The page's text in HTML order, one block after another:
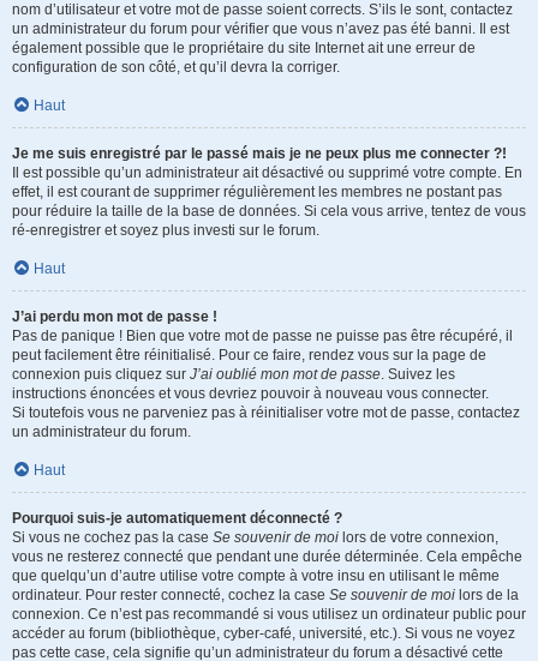
nom d’utilisateur et votre mot de passe soient corrects. S’ils le sont, contactez
un administrateur du forum pour vérifier que vous n’avez pas été banni. Il est
également possible que le propriétaire du site Internet ait une erreur de
configuration de son côté, et qu’il devra la corriger.
Haut
Je me suis enregistré par le passé mais je ne peux plus me connecter ?!
Il est possible qu’un administrateur ait désactivé ou supprimé votre compte. En
effet, il est courant de supprimer régulièrement les membres ne postant pas
pour réduire la taille de la base de données. Si cela vous arrive, tentez de vous
ré-enregistrer et soyez plus investi sur le forum.
Haut
J’ai perdu mon mot de passe !
Pas de panique ! Bien que votre mot de passe ne puisse pas être récupéré, il
peut facilement être réinitialisé. Pour ce faire, rendez vous sur la page de
connexion puis cliquez sur J’ai oublié mon mot de passe. Suivez les
instructions énoncées et vous devriez pouvoir à nouveau vous connecter.
Si toutefois vous ne parveniez pas à réinitialiser votre mot de passe, contactez
un administrateur du forum.
Haut
Pourquoi suis-je automatiquement déconnecté ?
Si vous ne cochez pas la case Se souvenir de moi lors de votre connexion,
vous ne resterez connecté que pendant une durée déterminée. Cela empêche
que quelqu’un d’autre utilise votre compte à votre insu en utilisant le même
ordinateur. Pour rester connecté, cochez la case Se souvenir de moi lors de la
connexion. Ce n’est pas recommandé si vous utilisez un ordinateur public pour
accéder au forum (bibliothèque, cyber-café, université, etc.). Si vous ne voyez
pas cette case, cela signifie qu’un administrateur du forum a désactivé cette